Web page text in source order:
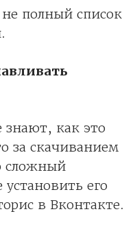
не полный список
знают, как это
за скачиванием
сложный
его
в Вконтакте.